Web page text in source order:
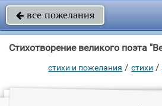
 все пожелания
Стихотворение великого поэта
стихи и пожелания /стихи /